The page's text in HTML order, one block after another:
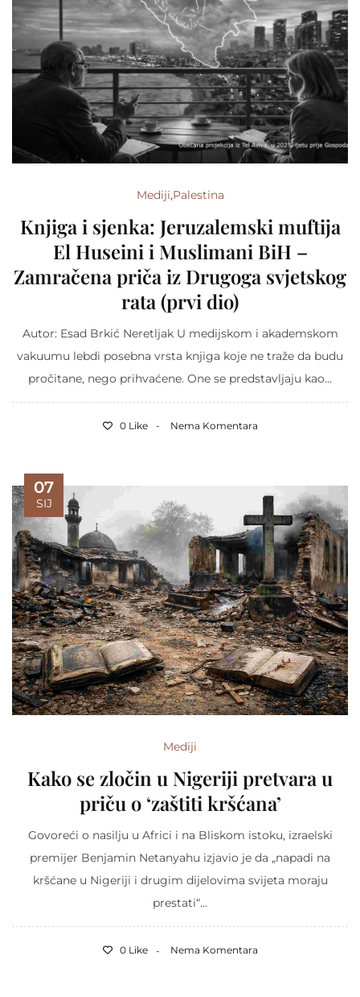
Mediji,Palestina
Knjiga i sjenka: Jeruzalemski muftija
El Huseini i Muslimani BiH –
Zamračena priča iz Drugoga svjetskog
rata (prvi dio)
Autor: Esad Brkić Neretljak U medijskom i akademskom
vakuumu lebdi posebna vrsta knjiga koje ne traže da budu
pročitane, nego prihvaćene. One se predstavljaju kao...
0 Like Nema Komentara
07
SIJ
Mediji
Kako se zločin u Nigeriji pretvara u
priču o ‘zaštiti kršćana’
Govoreći o nasilju u Africi i na Bliskom istoku, izraelski
premijer Benjamin Netanyahu izjavio je da „napadi na
kršćane u Nigeriji i drugim dijelovima svijeta moraju
prestati“...
0 Like Nema Komentara